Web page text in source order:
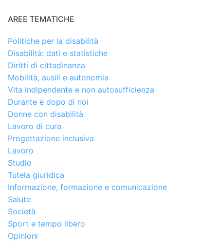
AREE TEMATICHE
Politiche per la disabilità
Disabilità: dati e statistiche
Diritti di cittadinanza
Mobilità, ausili e autonomia
Vita indipendente e non autosufficienza
Durante e dopo di noi
Donne con disabilità
Lavoro di cura
Progettazione inclusiva
Lavoro
Studio
Tutela giuridica
Informazione, formazione e comunicazione
Salute
Società
Sport e tempo libero
Opinioni